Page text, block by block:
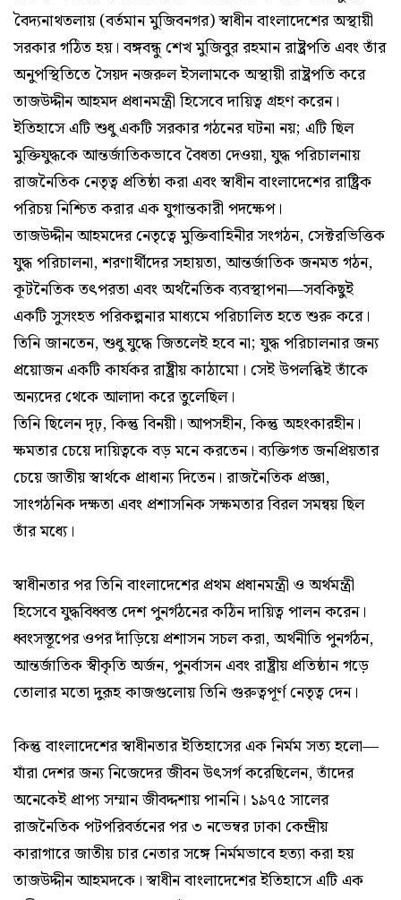
বৈদ্যনাথতলায় (বর্তমান মুজিবনগর) স্বাধীন বাংলাদেশের অস্থায়ী
সরকার গঠিত হয়। বঙ্গবন্ধু শেখ মুজিবুর রহমান রাষ্ট্রপতি এবং তাঁর
অনুপস্থিতিতে সৈয়দ নজরুল ইসলামকে অস্থায়ী রাষ্ট্রপতি করে
তাজউদ্দীন আহমদ প্রধানমন্ত্রী হিসেবে দায়িত্ব গ্রহণ করেন।
ইতিহাসে এটি শুধু একটি সরকার গঠনের ঘটনা নয়; এটি ছিল
মুক্তিযুদ্ধকে আন্তর্জাতিকভাবে বৈধতা দেওয়া, যুদ্ধ পরিচালনায়
রাজনৈতিক নেতৃত্ব প্রতিষ্ঠা করা এবং স্বাধীন বাংলাদেশের রাষ্ট্রিক
পরিচয় নিশ্চিত করার এক যুগান্তকারী পদক্ষেপ।
তাজউদ্দীন আহমদের নেতৃত্বে মুক্তিবাহিনীর সংগঠন, সেক্টরভিত্তিক
যুদ্ধ পরিচালনা, শরণার্থীদের সহায়তা, আন্তর্জাতিক জনমত গঠন,
কূটনৈতিক তৎপরতা এবং অর্থনৈতিক ব্যবস্থাপনা—সবকিছুই
একটি সুসংহত পরিকল্পনার মাধ্যমে পরিচালিত হতে শুরু করে।
তিনি জানতেন, শুধু যুদ্ধে জিতলেই হবে না; যুদ্ধ পরিচালনার জন্য
প্রয়োজন একটি কার্যকর রাষ্ট্রীয় কাঠামো। সেই উপলব্ধিই তাঁকে
অন্যদের থেকে আলাদা করে তুলেছিল।
তিনি ছিলেন দৃঢ়, কিন্তু বিনয়ী। আপসহীন, কিন্তু অহংকারহীন।
ক্ষমতার চেয়ে দায়িত্বকে বড় মনে করতেন। ব্যক্তিগত জনপ্রিয়তার
চেয়ে জাতীয় স্বার্থকে প্রাধান্য দিতেন। রাজনৈতিক প্রজ্ঞা,
সাংগঠনিক দক্ষতা এবং প্রশাসনিক সক্ষমতার বিরল সমন্বয় ছিল
তাঁর মধ্যে।
স্বাধীনতার পর তিনি বাংলাদেশের প্রথম প্রধানমন্ত্রী ও অর্থমন্ত্রী
হিসেবে যুদ্ধবিধ্বস্ত দেশ পুনর্গঠনের কঠিন দায়িত্ব পালন করেন।
ধ্বংসস্তূপের ওপর দাঁড়িয়ে প্রশাসন সচল করা, অর্থনীতি পুনর্গঠন,
আন্তর্জাতিক স্বীকৃতি অর্জন, পুনর্বাসন এবং রাষ্ট্রীয় প্রতিষ্ঠান গড়ে
তোলার মতো দুরূহ কাজগুলোয় তিনি গুরুত্বপূর্ণ নেতৃত্ব দেন।
কিন্তু বাংলাদেশের স্বাধীনতার ইতিহাসের এক নির্মম সত্য হলো—
যাঁরা দেশর জন্য নিজেদের জীবন উৎসর্গ করেছিলেন, তাঁদের
অনেকেই প্রাপ্য সম্মান জীবদ্দশায় পাননি। ১৯৭৫ সালের
রাজনৈতিক পটপরিবর্তনের পর ৩ নভেম্বর ঢাকা কেন্দ্রীয়
কারাগারে জাতীয় চার নেতার সঙ্গে নির্মমভাবে হত্যা করা হয়
তাজউদ্দীন আহমদকে। স্বাধীন বাংলাদেশের ইতিহাসে এটি এক